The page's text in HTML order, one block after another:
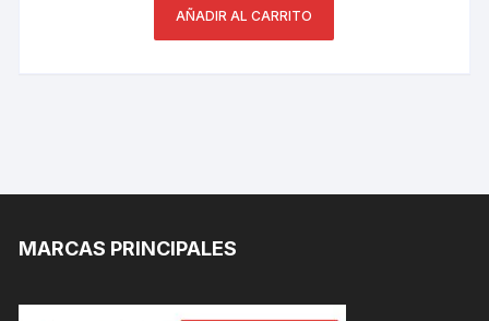
AÑADIR AL CARRITO
MARCAS PRINCIPALES